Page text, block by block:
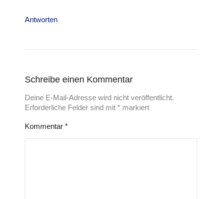
Antworten
Schreibe einen Kommentar
Deine E-Mail-Adresse wird nicht veröffentlicht.
Erforderliche Felder sind mit * markiert
Kommentar *